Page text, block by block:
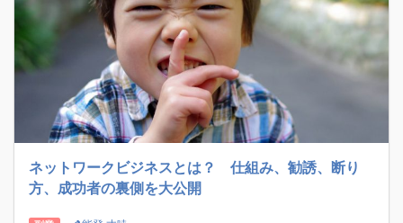
ネットワークビジネスとは？ 仕組み、勧誘、断り
方、成功者の裏側を大公開